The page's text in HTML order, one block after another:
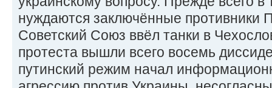
нуждаются заключённые противники
Советский Союз ввёл танки в
протеста вышли всего восемь
путинский режим начал